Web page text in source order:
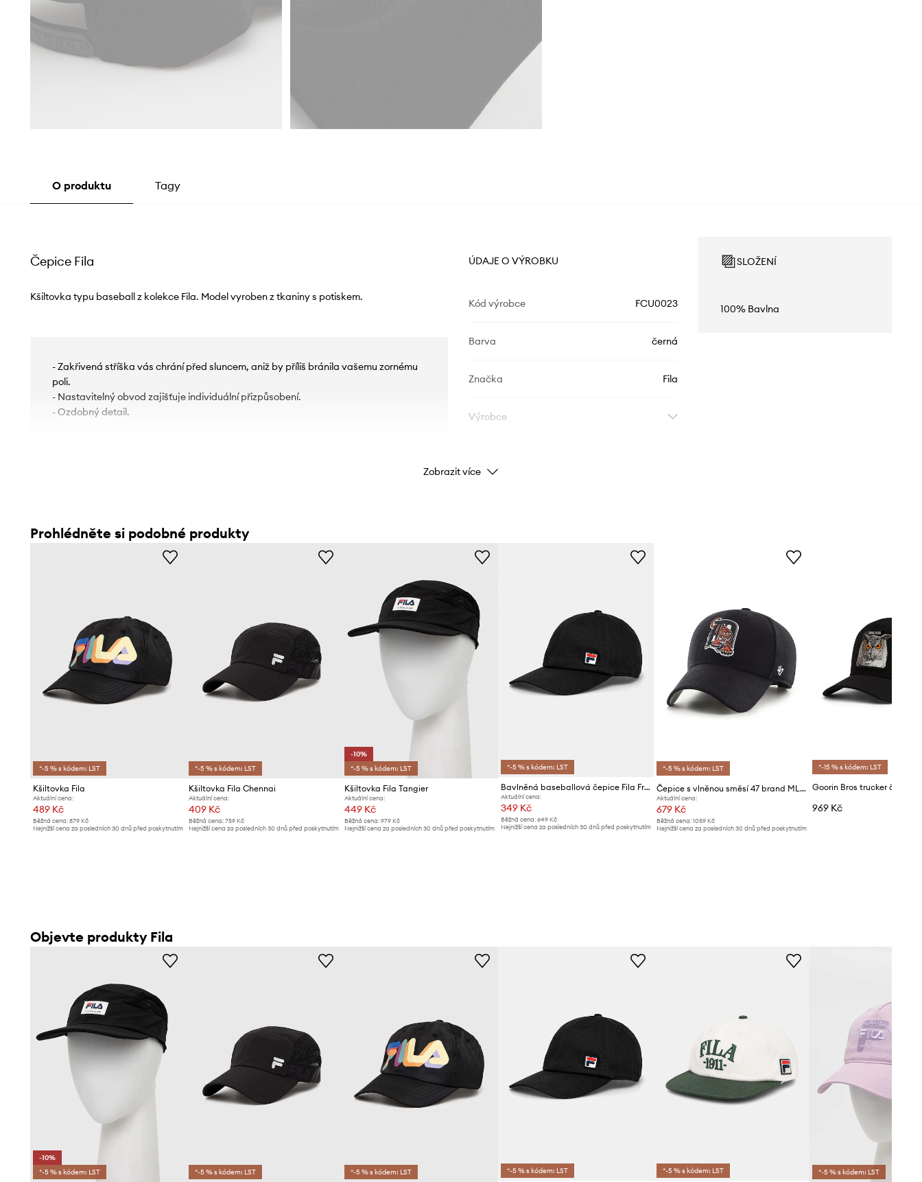
O produktu Tagy
Čepice Fila
Kšiltovka typu baseball z kolekce Fila. Model vyroben z tkaniny s potiskem.
- Zakřivená stříška vás chrání před sluncem, aniž by příliš bránila vašemu zornému
poli.
- Nastavitelný obvod zajišťuje individuální přizpůsobení.
- Ozdobný detail.
ÚDAJE O VÝROBKU
Kód výrobce FCU0023
Barva černá
Značka Fila
Výrobce
SLOŽENÍ
100% Bavlna
Zobrazit více
Prohlédněte si podobné produkty
*-5 % s kódem: LST
Kšiltovka Fila
Aktuální cena:
489 Kč
Běžná cena: 879 Kč
Nejnižší cena za posledních 30 dnů před poskytnutím
*-5 % s kódem: LST
Kšiltovka Fila Chennai
Aktuální cena:
409 Kč
Běžná cena:759 Kč
Nejnižší cena za posledních 30 dnů před poskytnutím
-10%
*-5 % s kódem: LST
Kšiltovka Fila Tangier
Aktuální cena:
449 Kč
Běžná cena: 979 Kč
Nejnižší cena za posledních 30 dnů před poskytnutím
*-5 % s kódem: LST
Bavlněná baseballová čepice Fila Frontera
Aktuální cena:
349 Kč
Běžná cena: 649 Kč
Nejnižší cena za posledních 30 dnů před poskytnutím
*-5 % s kódem: LST
Čepice s vlněnou směsí 47 brand MLB Detroit Tigers
Aktuální cena:
679 Kč
Běžná cena:1059 Kč
Nejnižší cena za posledních 30 dnů před poskytnutím
*-15 % s kódem: LST
969 Kč
Objevte produkty Fila
-10%
*-5 % s kódem: LST
*-5 % s kódem: LST *-5 % s kódem: LST *-5 % s kódem: LST *-5 % s kódem: LST *-5 % s kódem: LST